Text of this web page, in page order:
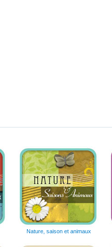
Nature, saison et animaux